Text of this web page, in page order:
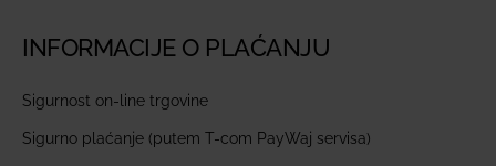
INFORMACIJE O PLAĆANJU
Sigurnost on-line trgovine
Sigurno plaćanje (putem T-com PayWaj servisa)